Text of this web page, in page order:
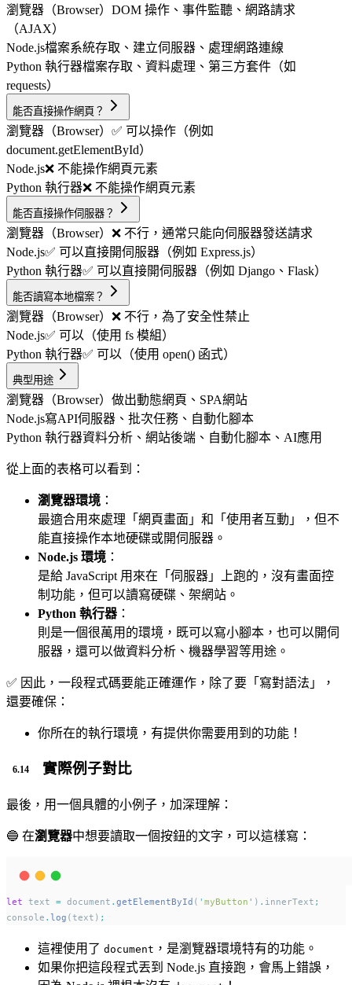
瀏覽器（Browser） DOM 操作、事件監聽、網路請求
（AJAX）
Node.js檔案系統存取、建立伺服器、處理網路連線
Python 執行器檔案存取、資料處理、第三方套件（如
requests）
能否直接操作網頁？
瀏覽器（Browser） ✅ 可以操作（例如
document.getElementById）
Node.js❌ 不能操作網頁元素
Python 執行器❌ 不能操作網頁元素
能否直接操作伺服器？
瀏覽器（Browser） ❌ 不行，通常只能向伺服器發送請求
Node.js✅ 可以直接開伺服器（例如 Express.js）
Python 執行器✅ 可以直接開伺服器（例如 Django、Flask）
能否讀寫本地檔案？
瀏覽器（Browser） ❌ 不行，為了安全性禁止
Node.js✅ 可以（使用 fs 模組）
Python 執行器✅ 可以（使用 open() 函式）
典型用途
瀏覽器（Browser） 做出動態網頁、SPA網站
Node.js寫API伺服器、批次任務、自動化腳本
Python 執行器資料分析、網站後端、自動化腳本、AI應用
從上面的表格可以看到：
瀏覽器環境 ：
最適合用來處理「網頁畫面」和「使用者互動」，但不
能直接操作本地硬碟或開伺服器。
Node.js 環境 ：
是給 JavaScript 用來在「伺服器」上跑的，沒有畫面控
制功能，但可以讀寫硬碟、架網站。
Python 執行器 ：
則是一個很萬用的環境，既可以寫小腳本，也可以開伺
服器，還可以做資料分析、機器學習等用途。
✅ 因此，一段程式碼要能正確運作，除了要「寫對語法」，
還要確保：
你所在的執行環境，有提供你需要用到的功能！
實際例子對比
最後，用一個具體的小例子，加深理解：
🔵 在瀏覽器中想要讀取一個按鈕的文字，可以這樣寫：
let text = document . getElementById ( ' myButton ' ) . innerText ;
console . log (text) ;
這裡使用了 document ，是瀏覽器環境特有的功能。
如果你把這段程式丟到 Node.js 直接跑，會馬上錯誤，